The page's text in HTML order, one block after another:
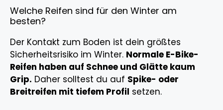
Welche Reifen sind für den Winter am
besten?
Der Kontakt zum Boden ist dein größtes
Sicherheitsrisiko im Winter. Normale E-Bike-
Reifen haben auf Schnee und Glätte kaum
Grip. Daher solltest du auf Spike- oder
Breitreifen mit tiefem Profil setzen.